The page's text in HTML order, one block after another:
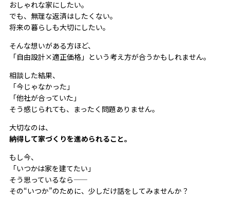
おしゃれな家にしたい。
でも、無理な返済はしたくない。
将来の暮らしも大切にしたい。
そんな想いがある方ほど、
「自由設計×適正価格」という考え方が合うかもしれません。
相談した結果、
「今じゃなかった」
「他社が合っていた」
そう感じられても、まったく問題ありません。
大切なのは、
納得して家づくりを進められること。
もし今、
「いつかは家を建てたい」
そう思っているなら——
その“いつか”のために、少しだけ話をしてみませんか？